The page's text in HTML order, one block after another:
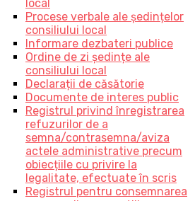
local
Procese verbale ale ședințelor
consiliului local
Informare dezbateri publice
Ordine de zi ședințe ale
consiliului local
Declarații de căsătorie
Documente de interes public
Registrul privind înregistrarea
refuzurilor de a
semna/contrasemna/aviza
actele administrative precum
obiecțiile cu privire la
legalitate, efectuate în scris
Registrul pentru consemnarea